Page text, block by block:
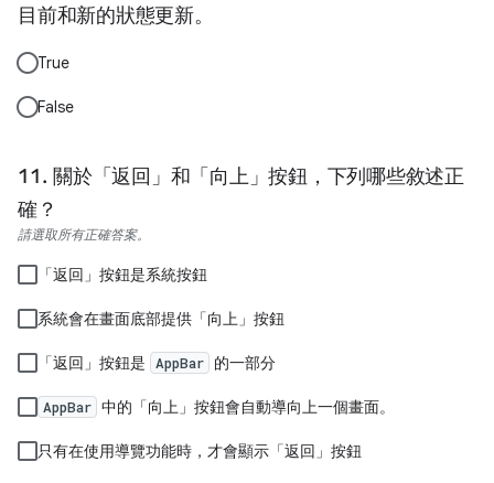
目前和新的狀態更新。
True
False
關於「返回」和「向上」按鈕，下列哪些敘述正
確？
請選取所有正確答案。
「返回」按鈕是系統按鈕
系統會在畫面底部提供「向上」按鈕
「返回」按鈕是 AppBar 的一部分
AppBar 中的「向上」按鈕會自動導向上一個畫面。
只有在使用導覽功能時，才會顯示「返回」按鈕